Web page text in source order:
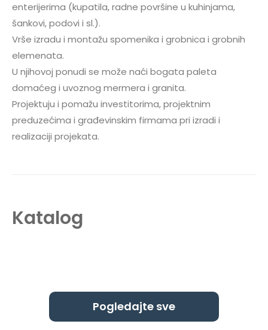
enterijerima (kupatila, radne površine u kuhinjama,
šankovi, podovi i sl.).
Vrše izradu i montažu spomenika i grobnica i grobnih
elemenata.
U njihovoj ponudi se može naći bogata paleta
domaćeg i uvoznog mermera i granita.
Projektuju i pomažu investitorima, projektnim
preduzećima i građevinskim firmama pri izradi i
realizaciji projekata.
Katalog
Pogledajte sve